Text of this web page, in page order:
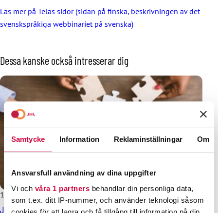
Samtycke Information Reklaminställningar Om
Ansvarsfull användning av dina uppgifter
Vi och våra 1 partners behandlar din personliga data,
som t.ex. ditt IP-nummer, och använder teknologi såsom
Läs mer på Telas sidor (sidan på finska, beskrivningen av det
svenskspråkiga webbinariet på svenska)
Dessa kanske också intresserar dig
15.8.2025 Nyheter
JHL-medlem: Ansök om FFC:s kulturstipendier före utgången